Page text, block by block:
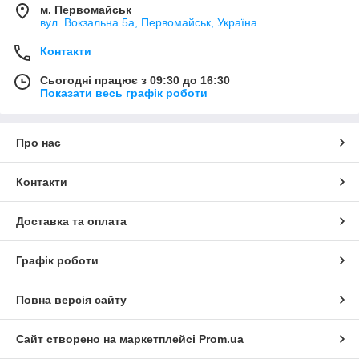
м. Первомайськ
вул. Вокзальна 5а, Первомайськ, Україна
Контакти
Сьогодні працює з 09:30 до 16:30
Показати весь графік роботи
Про нас
Контакти
Доставка та оплата
Графік роботи
Повна версія сайту
Сайт створено на маркетплейсі Prom.ua